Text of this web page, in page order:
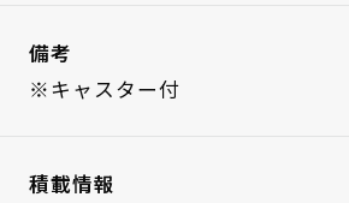
備考
※キャスター付
積載情報